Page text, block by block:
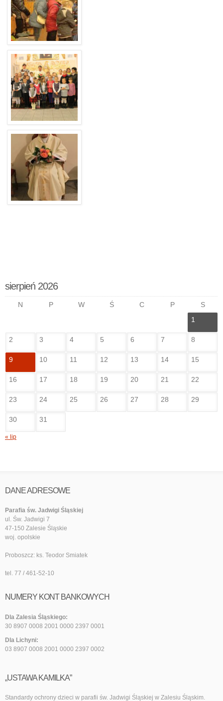
sierpień 2026
N P W Ś C P
S
1
2 3 4 5 6 7 8
9 10 11 12 13 14 15
16 17 18 19 20 21 22
23 24 25 26 27 28 29
30 31
« lip
DANE ADRESOWE
Parafia św. Jadwigi Śląskiej
ul. Św. Jadwigi 7
47-150 Zalesie Śląskie
woj. opolskie
Proboszcz: ks. Teodor Smiatek
tel. 77 / 461-52-10
NUMERY KONT BANKOWYCH
Dla Zalesia Śląskiego:
30 8907 0008 2001 0000 2397 0001
Dla Lichyni:
03 8907 0008 2001 0000 2397 0002
„USTAWA KAMILKA”
Standardy ochrony dzieci w parafii św. Jadwigi Śląskiej w Zalesiu Śląskim.